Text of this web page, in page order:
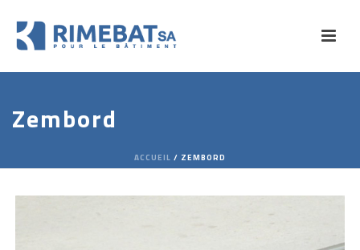
Zembord
ACCUEIL / ZEMBORD